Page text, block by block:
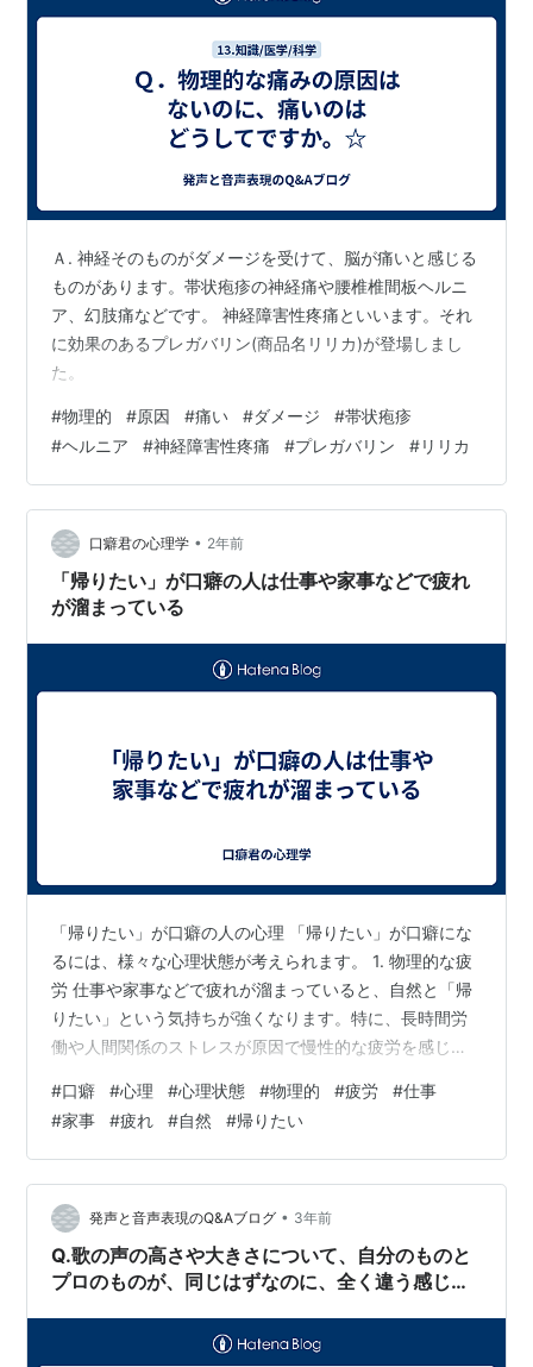
Ａ. 神経そのものがダメージを受けて、脳が痛いと感じる
ものがあります。帯状疱疹の神経痛や腰椎椎間板ヘルニ
ア、幻肢痛などです。 神経障害性疼痛といいます。それ
に効果のあるプレガバリン(商品名リリカ)が登場しまし
た。
#物理的 #原因 #痛い #ダメージ #帯状疱疹
#ヘルニア #神経障害性疼痛 #プレガバリン #リリカ
口癖君の心理学 • 2年前
「帰りたい」が口癖の人は仕事や家事などで疲れ
が溜まっている
「帰りたい」が口癖の人の心理 「帰りたい」が口癖にな
るには、様々な心理状態が考えられます。 1. 物理的な疲
労 仕事や家事などで疲れが溜まっていると、自然と「帰
りたい」という気持ちが強くなります。特に、長時間労
働や人間関係のストレスが原因で慢性的な疲労を感じて
があります。 2. ストレス 仕事や人間関係、プライベート
など、様々なストレスを抱えていると、居場所そのもの
がストレスを感じさせる場所になり、帰りたい気持ちに
繋がる可能性があります。 3. 心理的な疲労 仕事や人間関
係など、精神的な負担が大きい状況に置かれていると、
心身ともに疲れてしまい、…
#口癖 #心理 #心理状態 #物理的 #疲労 #仕事
#家事 #疲れ #自然 #帰りたい
発声と音声表現のQ&Aブログ • 3年前
Q.歌の声の高さや大きさについて、自分のものと
プロのものが、同じはずなのに、全く違う感じを